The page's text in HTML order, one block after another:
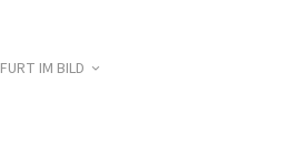
IM BILD